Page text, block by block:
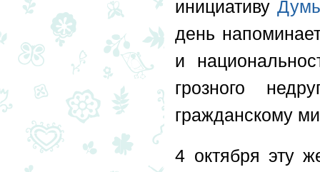
инициативу
день
и
грозного
гражданскому
4 октября эту